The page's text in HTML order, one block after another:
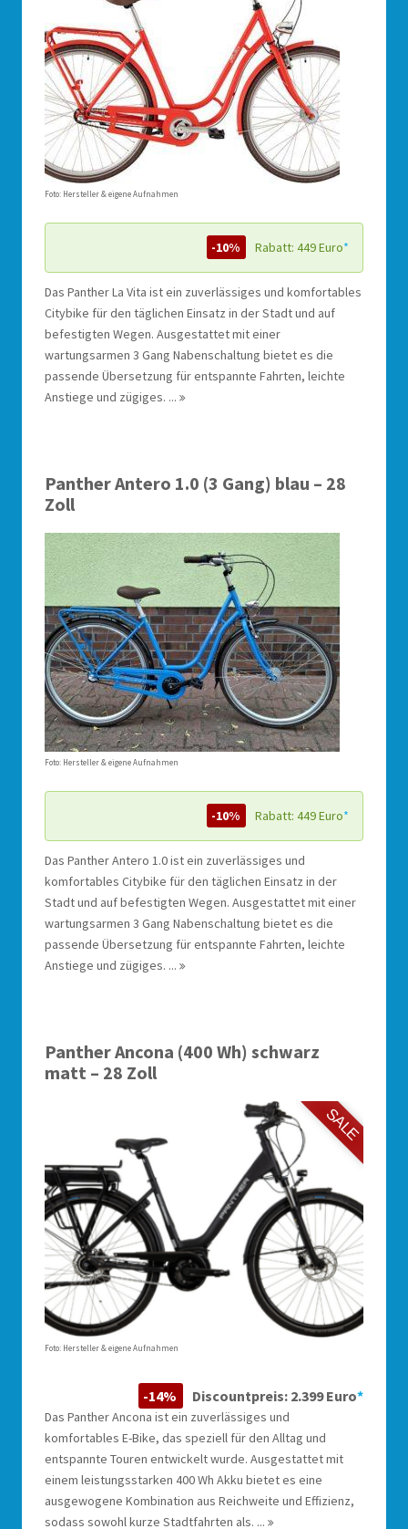
Foto: Hersteller & eigene Aufnahmen
-10% Rabatt: 449 Euro*
Das Panther La Vita ist ein zuverlässiges und komfortables
Citybike für den täglichen Einsatz in der Stadt und auf
befestigten Wegen. Ausgestattet mit einer
wartungsarmen 3 Gang Nabenschaltung bietet es die
passende Übersetzung für entspannte Fahrten, leichte
Anstiege und zügiges. ...
Panther Antero 1.0 (3 Gang) blau – 28
Zoll
Foto: Hersteller & eigene Aufnahmen
-10% Rabatt: 449 Euro*
Das Panther Antero 1.0 ist ein zuverlässiges und
komfortables Citybike für den täglichen Einsatz in der
Stadt und auf befestigten Wegen. Ausgestattet mit einer
wartungsarmen 3 Gang Nabenschaltung bietet es die
passende Übersetzung für entspannte Fahrten, leichte
Anstiege und zügiges. ...
Panther Ancona (400 Wh) schwarz
matt – 28 Zoll
SALE
Foto: Hersteller & eigene Aufnahmen
-14% Discountpreis: 2.399 Euro*
Das Panther Ancona ist ein zuverlässiges und
komfortables E-Bike, das speziell für den Alltag und
entspannte Touren entwickelt wurde. Ausgestattet mit
einem leistungsstarken 400 Wh Akku bietet es eine
ausgewogene Kombination aus Reichweite und Effizienz,
sodass sowohl kurze Stadtfahrten als. ...